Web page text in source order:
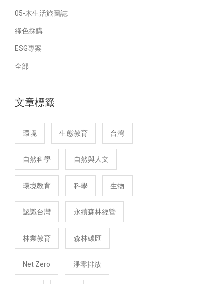
05-木生活旅圖誌
綠色採購
ESG專案
全部
文章標籤
環境 生態教育 台灣
自然科學 自然與人文
環境教育 科學 生物
認識台灣 永續森林經營
林業教育 森林碳匯
Net Zero 淨零排放